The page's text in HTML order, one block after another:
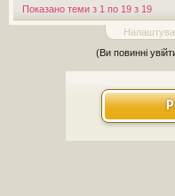
Показано теми з 1 по 19 з 19
(Ви повинні